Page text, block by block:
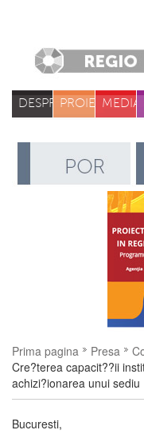
DESPREPROIECTEMEDIA
Prima pagina Presa
Cre?terea capacit??ii
achizi?ionarea unui sediu
Bucuresti,